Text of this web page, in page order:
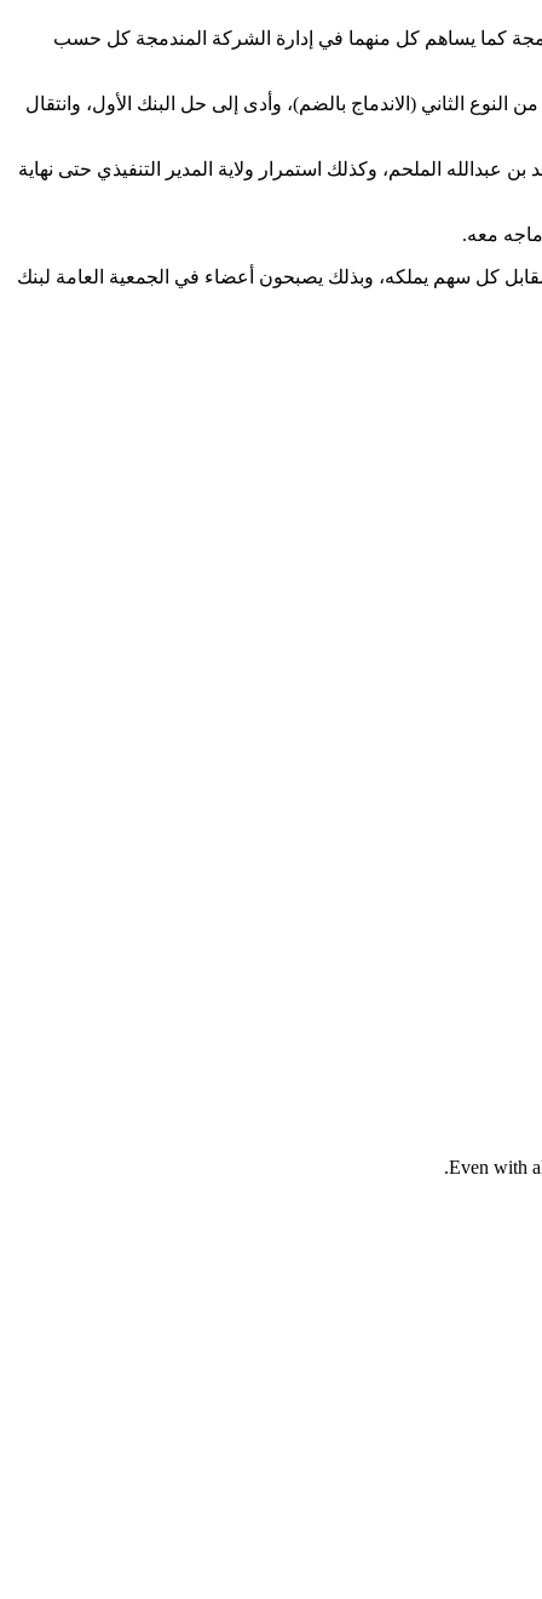
كما يساهم كل منهما في إدارة الشركة المندمجة كل حسب
في البنك السعودي البريطاني “ساب”، والذي بدأ سريانه في 16 يونيو 2019. ويعتبر هذا الاندماج من النوع الثاني (الاندماج بالضم)، وأدى إلى حل البنك الأول، وانتقال
عبدالله الملحم، وكذلك استمرار ولاية المدير التنفيذي حتى نهاية
معه.
الأول فقد انعقدت وتم تعويض المساهمين بحيث يحصل كل مساهم في بنك الأول على رقم 0.485 في ساب مقابل كل سهم يملكه، وبذلك يصبحون أعضاء في الجمعية العامة لبنك
Even with